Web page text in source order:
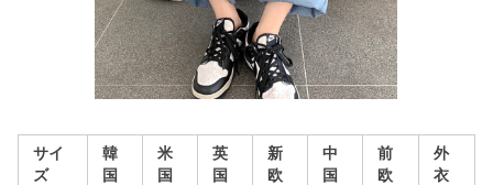
サイ
ズ
韓
国
米
国
英
国
新
欧
中
国
前
欧
外
衣